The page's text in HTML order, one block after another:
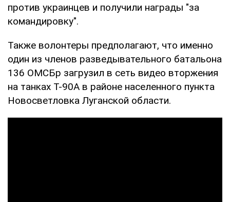
против украинцев и получили награды "за
командировку".
Также волонтеры предполагают, что именно
один из членов разведывательного батальона
136 ОМСБр загрузил в сеть видео вторжения
на танках Т-90А в районе населенного пункта
Новосветловка Луганской области.